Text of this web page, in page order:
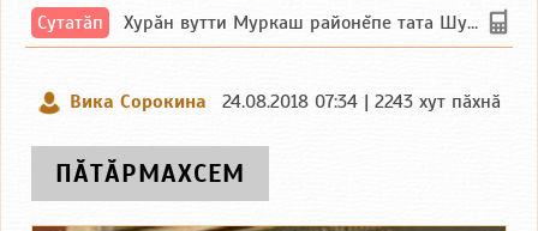
Сутатӑп Хурăн вутти Муркаш районĕпе тата Шупашкар районĕнчи Ишлей тăрăхĕпе сутатăп. Ха...
Вика Сорокина 24.08.2018 07:34 | 2243 хут пӑхнӑ
ПӐТӐРМАХСЕМ